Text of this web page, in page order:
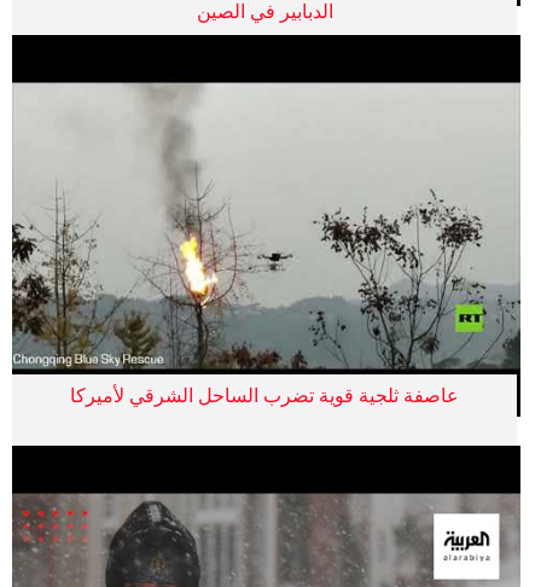
الدبابير في الصين
عاصفة ثلجية قوية تضرب الساحل الشرقي لأميركا